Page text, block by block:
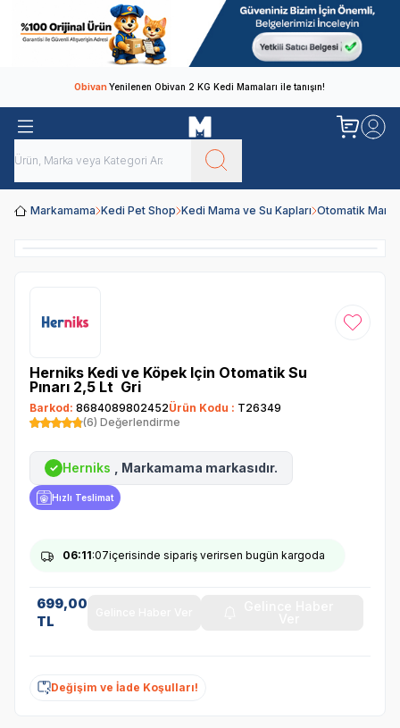
ObivanYenilenen Obivan 2 KG Kedi Mamaları ile tanışın!
Markamama Kedi Pet Shop Kedi Mama ve Su Kapları Otomatik Mama
Favoriye
Herniks Kedi ve Köpek Için Otomatik Su
Pınarı 2,5 Lt Gri
Barkod: 8684089802452Ürün Kodu : T26349
(6) Değerlendirme
✓ Herniks , Markamama markasıdır.
Hızlı Teslimat
06:11:07içerisinde sipariş verirsen bugün kargoda
699,00
TL
Değişim ve İade Koşulları!